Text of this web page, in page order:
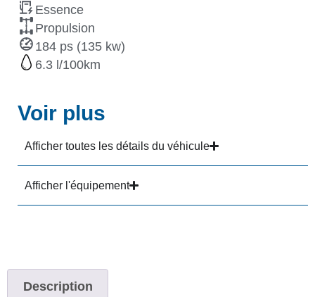
Essence
Propulsion
184 ps (135 kw)
6.3
Voir plus
Afficher toutes les détails du véhicule
Afficher l'équipement
Description